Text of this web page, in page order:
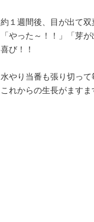
約１週間後、目が出て双
「やった～！！」「芽
喜び！！
水やり当番も張り切って
これからの生長がますま